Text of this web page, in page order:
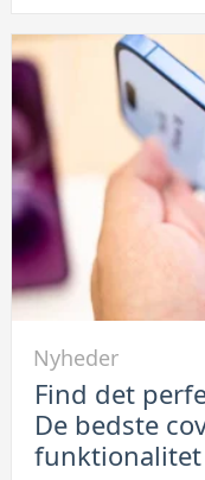
Hvorfor
leje
af
container
er
en
smart
løsning
Find
det
perfekte
Nyheder
Find det
De bedste
funktionalitet